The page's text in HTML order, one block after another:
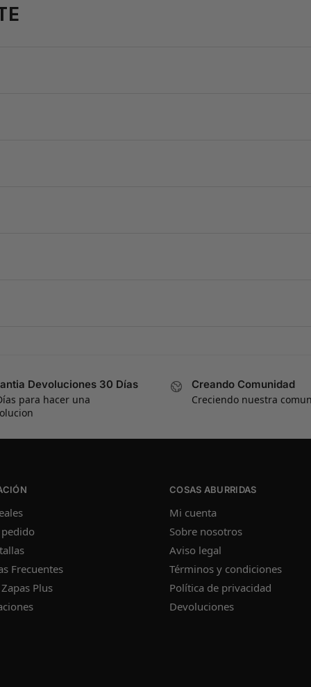
Devoluciones 30 Días
para hacer una
Creando Comunidad
Creciendo nuestra
Frecuentes
Plus
COSAS ABURRIDAS
Mi cuenta
Sobre nosotros
Aviso legal
Términos y condiciones
Política de privacidad
Devoluciones